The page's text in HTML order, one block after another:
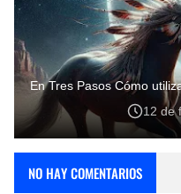
En Tres Pasos Cómo
12 de
NO HAY COMENTARIOS